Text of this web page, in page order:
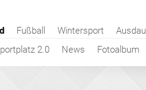
2.0 News Fotoalbum
Fußball Wintersport